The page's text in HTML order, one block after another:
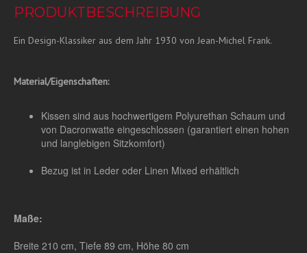
PRODUKTBESCHREIBUNG
Ein Design-Klassiker aus dem Jahr 1930 von Jean-Michel Frank.
Material/Eigenschaften:
Kissen sind aus hochwertigem Polyurethan Schaum und
von Dacronwatte eingeschlossen (garantiert einen hohen
und langlebigen Sitzkomfort)
Bezug ist in Leder oder Linen Mixed erhältlich
Maße:
Breite 210 cm, Tiefe 89 cm, Höhe 80 cm